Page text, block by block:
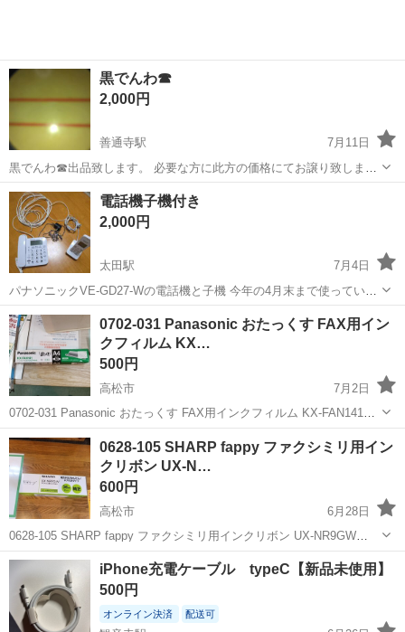
黒でんわ☎
2,000円
善通寺駅
7月11日
黒でんわ☎出品致します。 必要な方に此方の価格にてお譲り致しま
す。 ノンクレーム＆ノンリターンでお願い致します。
香川 善通寺市 善通寺駅
電話機子機付き
2,000円
太田駅
7月4日
パナソニックVE-GD27-Wの電話機と子機 今年の4月末まで使っていま
したが必要がなくなったのでお譲りします。 子機は3個ありますが、
たしか1つは充電器がこわれていたと思います。
香川 高松市 電話、ＦＡＸ
0702-031 Panasonic おたっくす FAX用イン
クフィルム KX…
500円
高松市
7月2日
0702-031 Panasonic おたっくす FAX用インクフィルム KX-FAN141
【状態】 ・使用に伴う多少のスレ、キズ、落としきれない汚れなどご
ざいます ・詳細は現地でご確認ください ・お値引き...
香川 高松市
0628-105 SHARP fappy ファクシミリ用イン
クリボン UX-N…
600円
高松市
6月28日
0628-105 SHARP fappy ファクシミリ用インクリボン UX-NR9GW
【状態】 ・使用に伴う多少のスレ、キズ、落としきれない汚れなどご
ざいます ・詳細は現地でご確認ください ・お値引きは出来...
香川 高松市 電話、ＦＡＸ fappy
iPhone充電ケーブル typeC【新品未使用】
500円
オンライン決済 配送可